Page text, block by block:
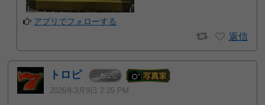
アプリでフォローする
返信
トロピ 一般2位
2026年3月9日 2:25 PM